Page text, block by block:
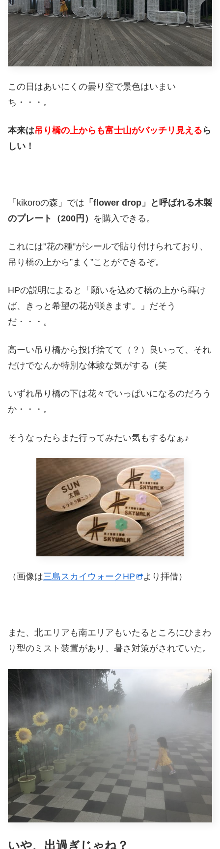
この日はあいにくの曇り空で景色はいまい
ち・・・。
本来は吊り橋の上からも富士山がバッチリ見える ら
しい！
「kikoroの森」では 「flower drop」と呼ばれる木製
のプレート（200円） を購入できる。
これには”花の種”がシールで貼り付けられており、
吊り橋の上から”まく”ことができるぞ。
HPの説明によると「願いを込めて橋の上から蒔け
ば、きっと希望の花が咲きます。」だそう
だ・・・。
高ーい吊り橋から投げ捨てて（？）良いって、それ
だけでなんか特別な体験な気がする（笑
いずれ吊り橋の下は花々でいっぱいになるのだろう
か・・・。
そうなったらまた行ってみたい気もするなぁ♪
（画像は三島スカイウォークHP より拝借）
また、北エリアも南エリアもいたるところにひまわ
り型のミスト装置があり、暑さ対策がされていた。
いや、出過ぎじゃね？